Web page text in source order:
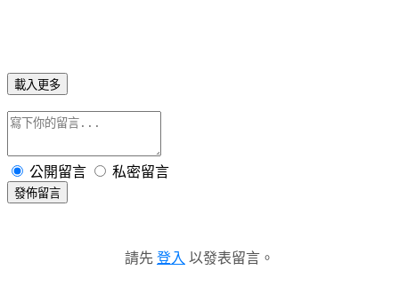
載入更多
公開留言 私密留言
發佈留言
請先 登入 以發表留言。